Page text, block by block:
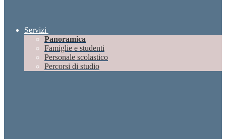
Servizi
Panoramica
Famiglie e studenti
Personale scolastico
Percorsi di studio